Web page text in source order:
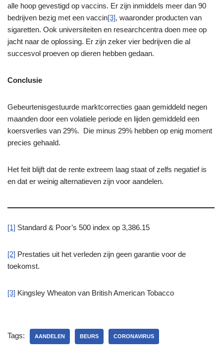
alle hoop gevestigd op vaccins. Er zijn inmiddels meer dan 90
bedrijven bezig met een vaccin[3], waaronder producten van
sigaretten. Ook universiteiten en researchcentra doen mee op
jacht naar de oplossing. Er zijn zeker vier bedrijven die al
succesvol proeven op dieren hebben gedaan.
Conclusie
Gebeurtenisgestuurde marktcorrecties gaan gemiddeld negen
maanden door een volatiele periode en lijden gemiddeld een
koersverlies van 29%. Die minus 29% hebben op enig moment
precies gehaald.
Het feit blijft dat de rente extreem laag staat of zelfs negatief is
en dat er weinig alternatieven zijn voor aandelen.
[1] Standard & Poor’s 500 index op 3,386.15
[2] Prestaties uit het verleden zijn geen garantie voor de
toekomst.
[3] Kingsley Wheaton van British American Tobacco
Tags: AANDELEN BEURS CORONAVIRUS